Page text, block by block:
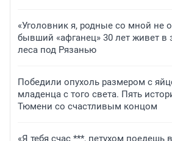
«Уголовник я, родные со мной не
бывший «афганец» 30 лет живет в
леса под Рязанью
Победили опухоль размером с
младенца с того света. Пять
Тюмени со счастливым концом
«Я тебя счас ***, петухом поедешь